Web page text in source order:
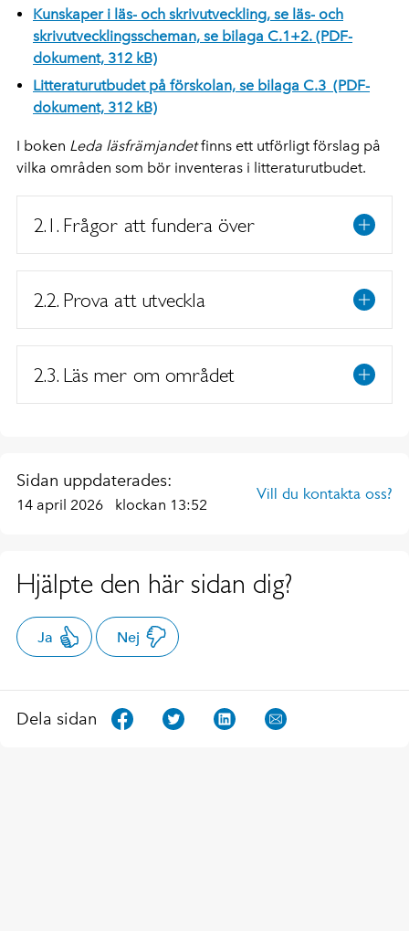
Kunskaper i läs- och skrivutveckling, se läs- och
skrivutvecklingsscheman, se bilaga C.1+2. (PDF-
dokument, 312 kB)
Litteraturutbudet på förskolan, se bilaga C.3 (PDF-
dokument, 312 kB)
I boken Leda läsfrämjandetfinns ett utförligt förslag på
vilka områden som bör inventeras i litteraturutbudet.
2.1. Frågor att fundera över
2.2. Prova att utveckla
2.3. Läs mer om området
Sidan uppdaterades:
14 april 2026 klockan 13:52
Vill du kontakta oss?
Hjälpte den här sidan dig?
Ja Nej
Dela sidan